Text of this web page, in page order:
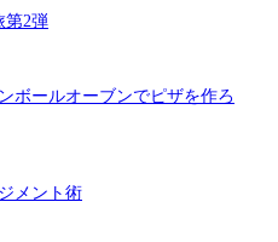
第2弾
ボールオーブンでピザを作ろ
メント術